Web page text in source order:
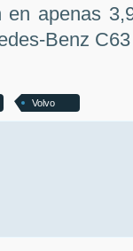
apenas
Benz
Volvo